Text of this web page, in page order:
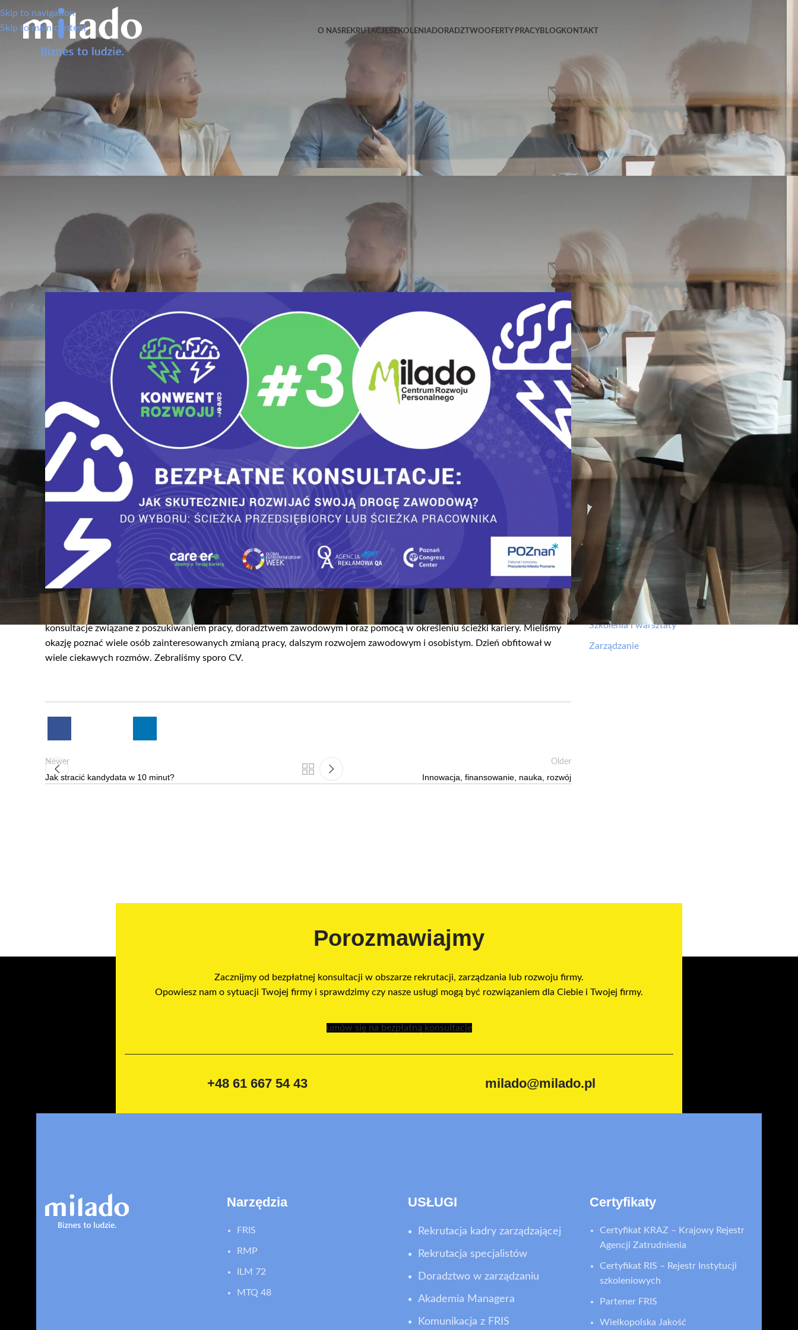
Skip to navigation
Skip to main content
O NAS REKRUTACJESZKOLENIA DORADZTWOOFERTY PRACY BLOG KONTAKT
Milado na Konwencie Rozwoju
17 listopada br. mieliśmy przyjemność wziąć udział w III Konwencie Rozwoju. W trakcie konwentu prowadziliśmy bezpłatne
konsultacje związane z poszukiwaniem pracy, doradztwem zawodowym i oraz pomocą w określeniu ścieżki kariery. Mieliśmy
okazję poznać wiele osób zainteresowanych zmianą pracy, dalszym rozwojem zawodowym i osobistym. Dzień obfitował w
wiele ciekawych rozmów. Zebraliśmy sporo CV.
Newer
Jak stracić kandydata w 10 minut?
Older
Innowacja, finansowanie, nauka, rozwój
Ostatnie wpisy
Czy każdy może zostać liderem?
Czy każdy manager jest
jednocześnie liderem?
5 Częstych błędów na końcu
procesu rekrutacji pracownika.
Czy wiesz jak przebiega proces
rekrutacji?
3 kroki do wyznaczenia celów w
firmie
Kategorie
Aktualności
Projekty
Rekrutacje
Szkolenia i warsztaty
Zarządzanie
Porozmawiajmy
Zacznijmy od bezpłatnej konsultacji w obszarze rekrutacji, zarządzania lub rozwoju firmy.
Opowiesz nam o sytuacji Twojej firmy i sprawdzimy czy nasze usługi mogą być rozwiązaniem dla Ciebie i Twojej firmy.
umów się na bezpłatną konsultację
+48 61 667 54 43 milado@milado.pl
Narzędzia
FRIS
RMP
ILM 72
MTQ 48
USŁUGI
Rekrutacja kadry zarządzającej
Rekrutacja specjalistów
Doradztwo w zarządzaniu
Akademia Managera
Komunikacja z FRIS
Certyfikaty
Certyfikat KRAZ – Krajowy Rejestr
Agencji Zatrudnienia
Certyfikat RIS – Rejestr Instytucji
szkoleniowych
Partener FRIS
Wielkopolska Jakość